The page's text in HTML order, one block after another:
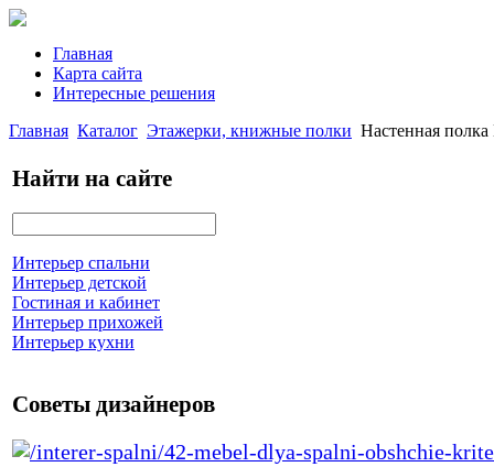
Главная
Карта сайта
Интересные решения
Главная Каталог Этажерки, книжные полки Настенная
Найти на сайте
Интерьер спальни
Интерьер детской
Гостиная и кабинет
Интерьер прихожей
Интерьер кухни
Советы дизайнеров